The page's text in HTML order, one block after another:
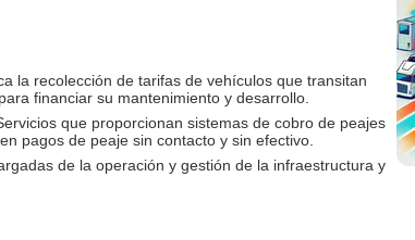
la recolección de tarifas de vehículos que transitan
financiar su mantenimiento y desarrollo.
que proporcionan sistemas de cobro de peajes
pagos de peaje sin contacto y sin efectivo.
de la operación y gestión de la infraestructura y